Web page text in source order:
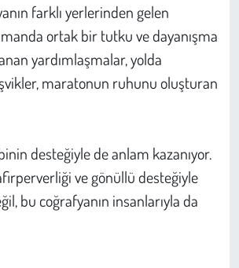
farklı yerlerinden gelen
ortak bir tutku ve dayanışma
yardımlaşmalar, yolda
maratonun ruhunu oluşturan
desteğiyle de anlam kazanıyor.
ve gönüllü desteğiyle
bu coğrafyanın insanlarıyla da